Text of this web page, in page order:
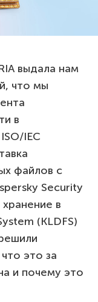
выдала нам
что мы
в
IEC
файлов с
Security
в
(KLDFS)
это за
и почему это